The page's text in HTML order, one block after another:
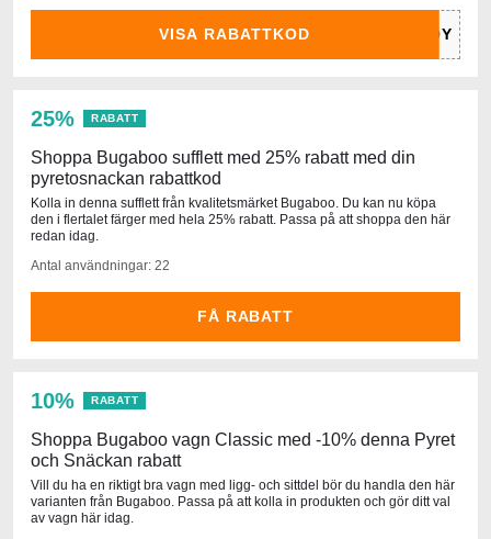
VISA RABATTKOD
25% RABATT
Shoppa Bugaboo sufflett med 25% rabatt med din
pyretosnackan rabattkod
Kolla in denna sufflett från kvalitetsmärket Bugaboo. Du kan nu köpa
den i flertalet färger med hela 25% rabatt. Passa på att shoppa den här
redan idag.
Antal användningar: 22
FÅ RABATT
10% RABATT
Shoppa Bugaboo vagn Classic med -10% denna Pyret
och Snäckan rabatt
Vill du ha en riktigt bra vagn med ligg- och sittdel bör du handla den här
varianten från Bugaboo. Passa på att kolla in produkten och gör ditt val
av vagn här idag.